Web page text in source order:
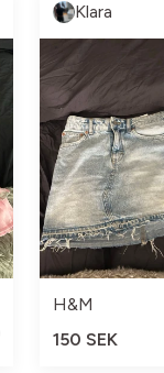
Klara
H&M
150 SEK